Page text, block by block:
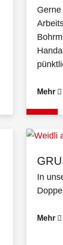
Mehr
In
Mehr